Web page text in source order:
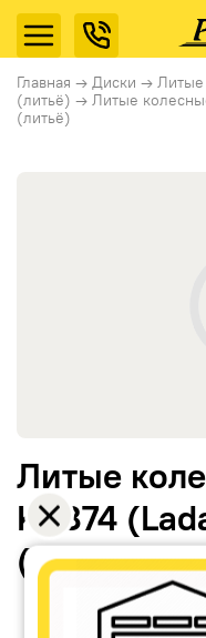
Главная → Диски → Литые
(литьё) → Литые
(литьё)
Литые
KC874
(литьё)